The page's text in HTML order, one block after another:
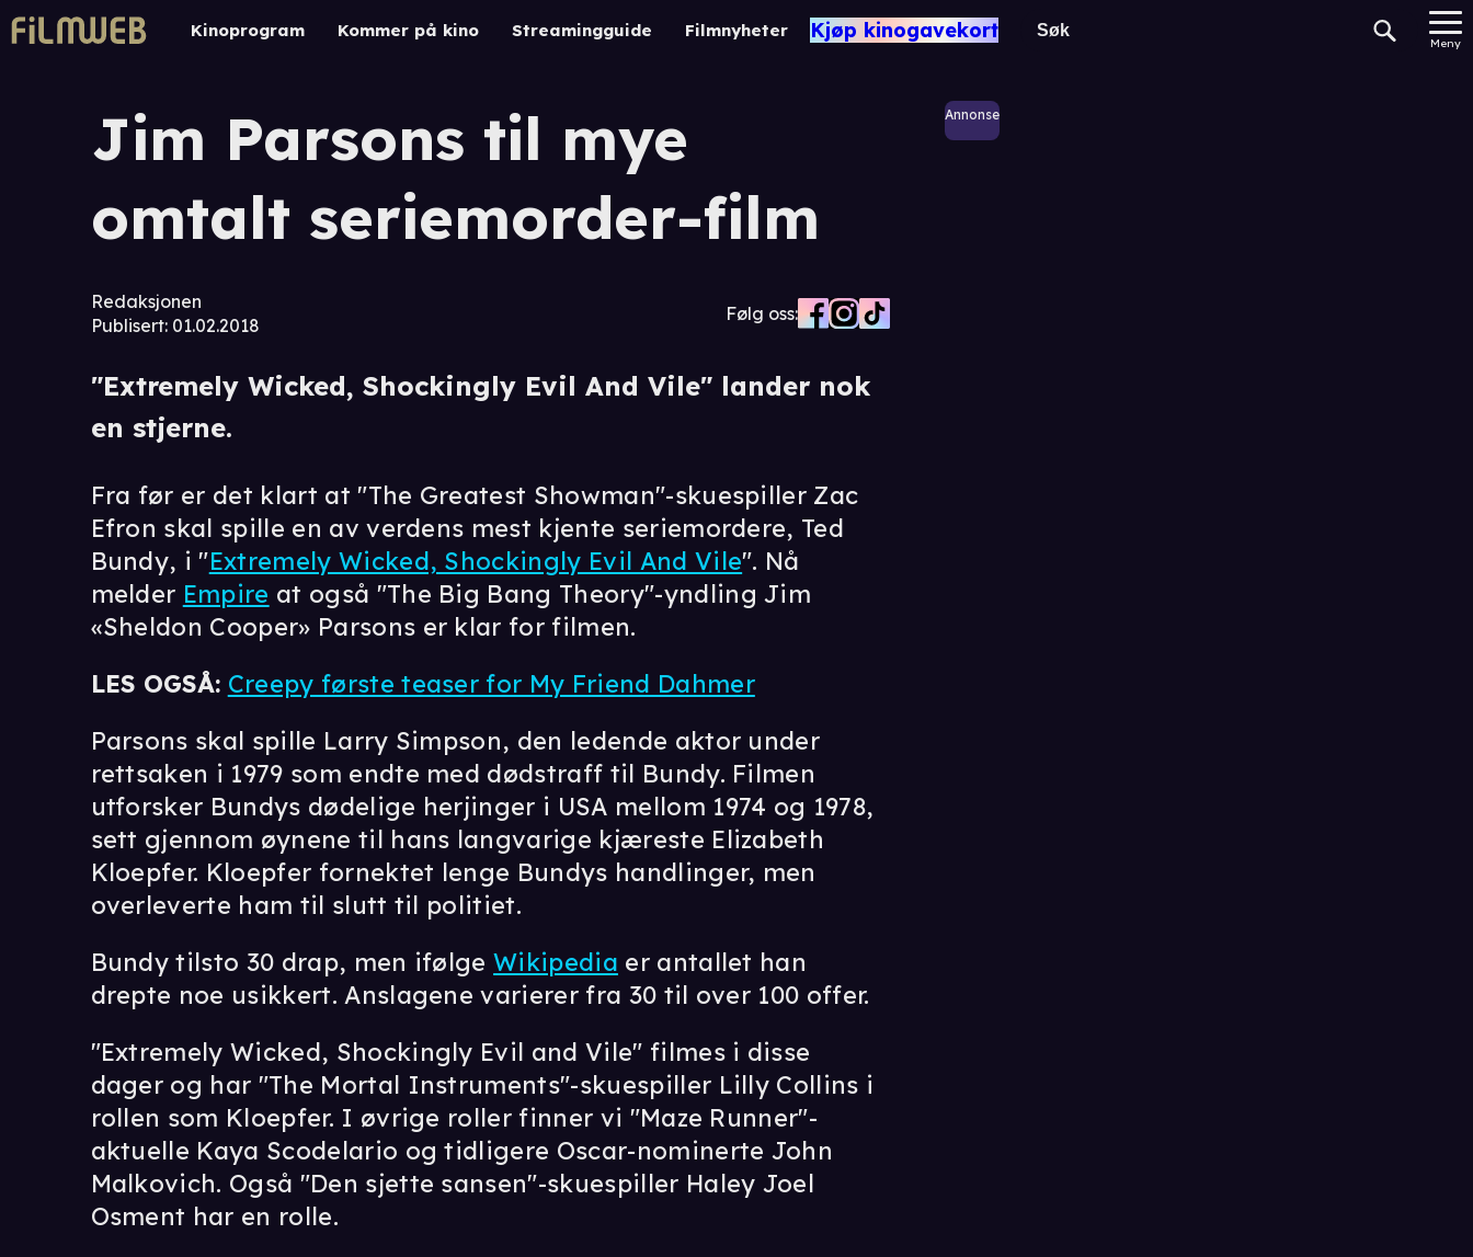
Kinoprogram Kommer på kino Streamingguide Filmnyheter Kjøp kinogavekort
Meny
Jim Parsons til mye
omtalt seriemorder-film
Redaksjonen
Publisert: 01.02.2018
Følg oss:
"Extremely Wicked, Shockingly Evil And Vile" lander nok
en stjerne.
Annonse
Fra før er det klart at "The Greatest Showman"-skuespiller Zac
Efron skal spille en av verdens mest kjente seriemordere, Ted
Bundy, i "Extremely Wicked, Shockingly Evil And Vile". Nå
melder Empire at også "The Big Bang Theory"-yndling Jim
«Sheldon Cooper» Parsons er klar for filmen.
LES OGSÅ: Creepy første teaser for My Friend Dahmer
Parsons skal spille Larry Simpson, den ledende aktor under
rettsaken i 1979 som endte med dødstraff til Bundy. Filmen
utforsker Bundys dødelige herjinger i USA mellom 1974 og 1978,
sett gjennom øynene til hans langvarige kjæreste Elizabeth
Kloepfer. Kloepfer fornektet lenge Bundys handlinger, men
overleverte ham til slutt til politiet.
Bundy tilsto 30 drap, men ifølgeWikipedia er antallet han
drepte noe usikkert. Anslagene varierer fra 30 til over 100 offer.
"Extremely Wicked, Shockingly Evil and Vile" filmes i disse
dager og har "The Mortal Instruments"-skuespiller Lilly Collins i
rollen som Kloepfer. I øvrige roller finner vi "Maze Runner"-
aktuelle Kaya Scodelario og tidligere Oscar-nominerte John
Malkovich. Også "Den sjette sansen"-skuespiller Haley Joel
Osment har en rolle.